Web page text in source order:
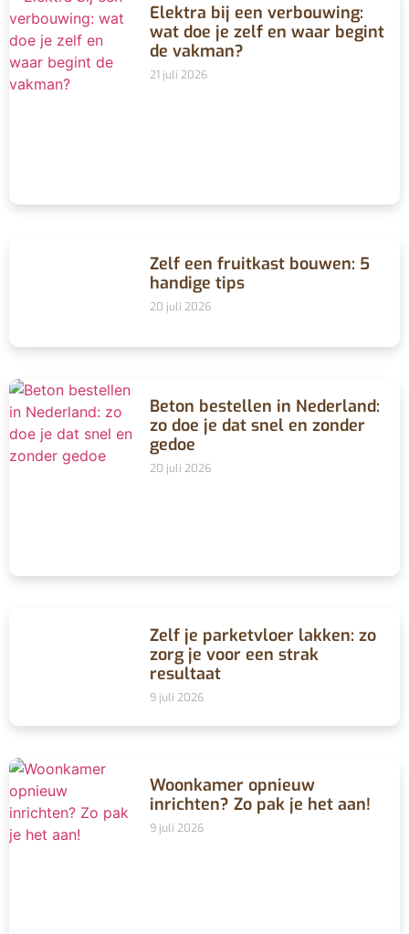
Elektra bij een verbouwing:
wat doe je zelf en waar begint
de vakman?
21 juli 2026
Zelf een fruitkast bouwen: 5
handige tips
20 juli 2026
Beton bestellen in Nederland:
zo doe je dat snel en zonder
gedoe
20 juli 2026
Zelf je parketvloer lakken: zo
zorg je voor een strak
resultaat
9 juli 2026
Woonkamer opnieuw
inrichten? Zo pak je het aan!
9 juli 2026